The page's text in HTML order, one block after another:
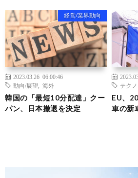
経営/業界動向
2023.03.26 06:00:46
動向/展望
海外
韓国の「最短10分配達」クー
パン、日本撤退を決定
テク
EU、
車の新